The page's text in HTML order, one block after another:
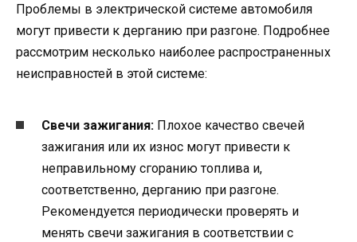
Проблемы в электрической системе автомобиля
могут привести к дерганию при разгоне. Подробнее
рассмотрим несколько наиболее распространенных
неисправностей в этой системе:
Свечи зажигания: Плохое качество свечей
зажигания или их износ могут привести к
неправильному сгоранию топлива и,
соответственно, дерганию при разгоне.
Рекомендуется периодически проверять и
менять свечи зажигания в соответствии с